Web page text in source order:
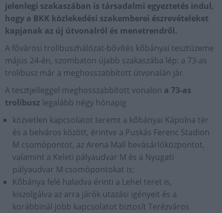
jelenlegi szakaszában is társadalmi egyeztetés indul,
hogy a BKK közlekedési szakemberei észrevételeket
kapjanak az új útvonalról és menetrendről.
A fővárosi trolibuszhálózat-bővítés kőbányai tesztüzeme
május 24-én, szombaton újabb szakaszába lép: a 73-as
trolibusz már a meghosszabbított útvonalán jár.
A tesztjelleggel meghosszabbított vonalon a 73-as
trolibusz legalább négy hónapig
közvetlen kapcsolatot teremt a kőbányai Kápolna tér
és a belváros között, érintve a Puskás Ferenc Stadion
M csomópontot, az Arena Mall bevásárlóközpontot,
valamint a Keleti pályaudvar M és a Nyugati
pályaudvar M csomópontokat is;
Kőbánya felé haladva érinti a Lehel teret is,
kiszolgálva az arra járók utazási igényeit és a
korábbinál jobb kapcsolatot biztosít Terézváros